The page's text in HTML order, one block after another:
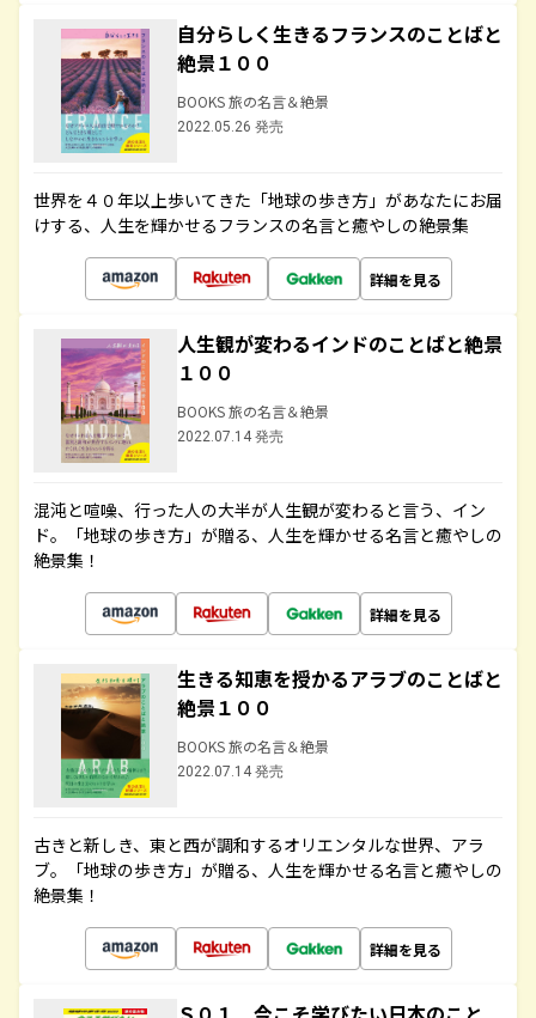
自分らしく生きるフランスのことばと
絶景１００
BOOKS 旅の名言＆絶景
2022.05.26 発売
世界を４０年以上歩いてきた「地球の歩き方」があなたにお届
けする、人生を輝かせるフランスの名言と癒やしの絶景集
詳細を見る
人生観が変わるインドのことばと絶景
１００
BOOKS 旅の名言＆絶景
2022.07.14 発売
混沌と喧噪、行った人の大半が人生観が変わると言う、イン
ド。「地球の歩き方」が贈る、人生を輝かせる名言と癒やしの
絶景集！
詳細を見る
生きる知恵を授かるアラブのことばと
絶景１００
BOOKS 旅の名言＆絶景
2022.07.14 発売
古きと新しき、東と西が調和するオリエンタルな世界、アラ
ブ。「地球の歩き方」が贈る、人生を輝かせる名言と癒やしの
絶景集！
詳細を見る